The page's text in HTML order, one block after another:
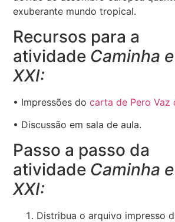
exuberante mundo tropical.
Recursos para a
atividade Caminha
XXI:
• Impressões docarta de Pero Vaz
• Discussão em sala de aula.
Passo a passo da
atividade Caminha
XXI:
Distribua o arquivo impresso